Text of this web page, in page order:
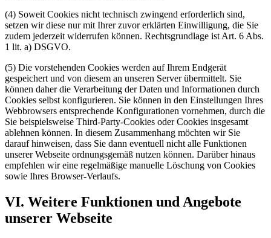
(4) Soweit Cookies nicht technisch zwingend erforderlich sind,
setzen wir diese nur mit Ihrer zuvor erklärten Einwilligung, die Sie
zudem jederzeit widerrufen können. Rechtsgrundlage ist Art. 6 Abs.
1 lit. a) DSGVO.
(5) Die vorstehenden Cookies werden auf Ihrem Endgerät
gespeichert und von diesem an unseren Server übermittelt. Sie
können daher die Verarbeitung der Daten und Informationen durch
Cookies selbst konfigurieren. Sie können in den Einstellungen Ihres
Webbrowsers entsprechende Konfigurationen vornehmen, durch die
Sie beispielsweise Third-Party-Cookies oder Cookies insgesamt
ablehnen können. In diesem Zusammenhang möchten wir Sie
darauf hinweisen, dass Sie dann eventuell nicht alle Funktionen
unserer Webseite ordnungsgemäß nutzen können. Darüber hinaus
empfehlen wir eine regelmäßige manuelle Löschung von Cookies
sowie Ihres Browser-Verlaufs.
VI. Weitere Funktionen und Angebote
unserer Webseite